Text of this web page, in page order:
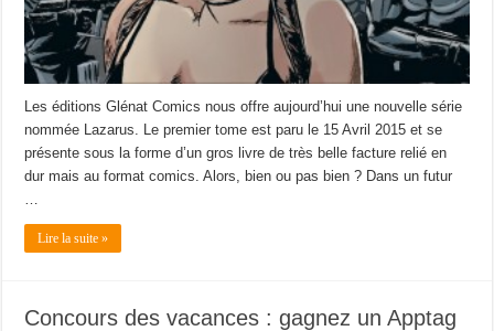
Les éditions Glénat Comics nous offre aujourd’hui une nouvelle série
nommée Lazarus. Le premier tome est paru le 15 Avril 2015 et se
présente sous la forme d’un gros livre de très belle facture relié en
dur mais au format comics. Alors, bien ou pas bien ? Dans un futur
Lire la suite »
Concours des vacances : gagnez un Apptag